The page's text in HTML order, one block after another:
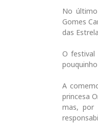
No
Gomes
das
O festival
A
princesa
mas, por